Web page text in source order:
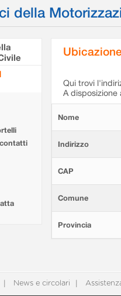
della
Qui trovi
A disposizione
Nome
Indirizzo
CAP
Comune
Provincia
News e circolari